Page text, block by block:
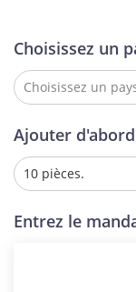
Choisissez un
Choisissez un
Ajouter
10 pièces.
Entrez le